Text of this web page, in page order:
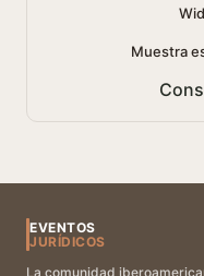
Muestra
EVENTOS
JURÍDICOS
La comunidad